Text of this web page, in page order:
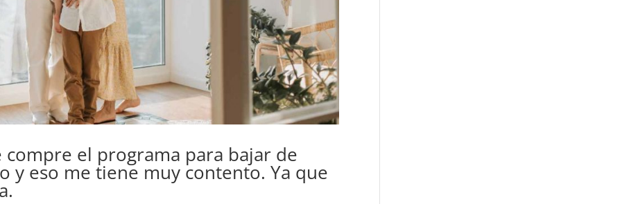
el programa para bajar de
y eso me tiene muy contento. Ya que